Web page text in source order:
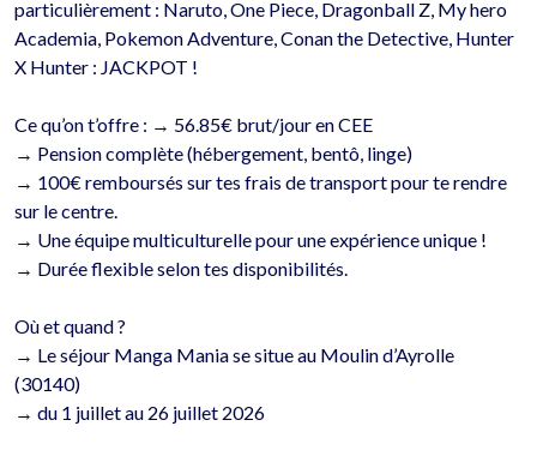
particulièrement : Naruto, One Piece, Dragonball Z, My hero
Academia, Pokemon Adventure, Conan the Detective, Hunter
X Hunter : JACKPOT !
Ce qu’on t’offre : → 56.85€ brut/jour en CEE
→ Pension complète (hébergement, bentô, linge)
→ 100€ remboursés sur tes frais de transport pour te rendre
sur le centre.
→ Une équipe multiculturelle pour une expérience unique !
→ Durée flexible selon tes disponibilités.
Où et quand ?
→ Le séjour Manga Mania se situe au Moulin d’Ayrolle
(30140)
→ du 1 juillet au 26 juillet 2026